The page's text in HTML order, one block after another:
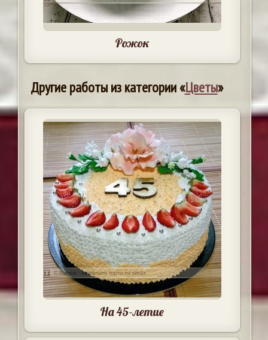
Рожок
Другие работы из категории «Цветы»
На 45-летие